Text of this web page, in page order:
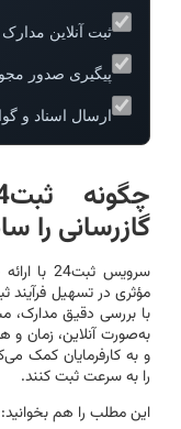
ثبت آنلاین
پیگیری صدور
ارسال اسناد و
گازرسانی را
سرویس
مؤثری در تسهیل فرآیند
با بررسی دقیق مدارک،
به‌صورت آنلاین، زمان
و به کارفرمایان کمک
را به سرعت ثبت کنند.
این مطلب را هم بخوانید: